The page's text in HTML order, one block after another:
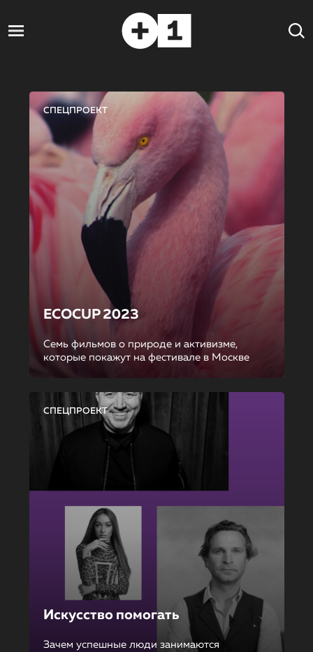
СПЕЦПРОЕКТ
ECOCUP 2023
Семь фильмов о природе и активизме,
которые покажут на фестивале в Москве
СПЕЦПРОЕКТ
Искусство помогать
Зачем успешные люди занимаются